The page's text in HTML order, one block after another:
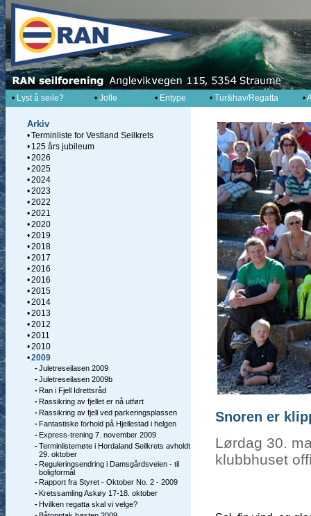
• Lyst å seile? • Jolle • Entype • Tur&hav/Regatta •
Arkiv
•Terminliste for Vestland Seilkrets
• 125 års jubileum
•2026
•2025
•2024
•2023
•2022
•2021
•2020
•2019
•2018
•2017
•2016
•2016
•2015
•2014
•2013
•2012
•2011
•2010
•2009
-Juletreseilasen 2009
-Juletreseilasen 2009b
-Ran i Fjell Idrettsråd
-Rassikring av fjellet er nå utført
-Rassikring av fjell ved parkeringsplassen
-Fantastiske forhold på Hjellestad i helgen
-Express-trening 7. november 2009
-Terminlistemøte i Hordaland Seilkrets avholdt
29. oktober
-Reguleringsendring i Damsgårdsveien - til
boligformål
-Rapport fra Styret - Oktober No. 2 - 2009
-Kretssamling Askøy 17-18. oktober
-Hvilken regatta skal vi velge?
Snoren er
Lørdag 30.
klubbhuset